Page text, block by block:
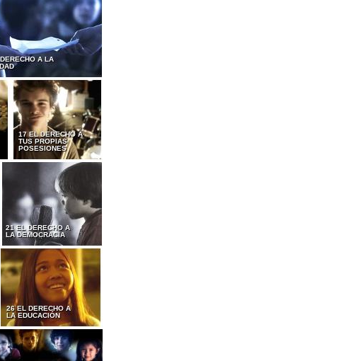
A LA
17 EL DERECHO A
TUS PROPIAS
POSESIONES
21 EL DERECHO A
LA DEMOCRACIA
26 EL DERECHO A
LA EDUCACIÓN